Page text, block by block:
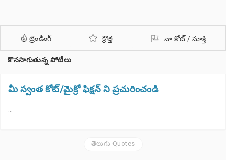
ట్రెండింగ్ క్రొత్త నా కోట్ / సూక్తి
కొనసాగుతున్న పోటీలు
మీ స్వంత కోట్/మైక్రో ఫిక్షన్ ని ప్రచురించండి
తెలుగు Quotes